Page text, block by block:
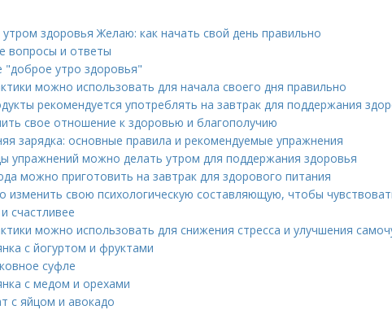
здоровья Желаю: как начать свой день правильно
вопросы и ответы
"доброе утро здоровья"
можно использовать для начала своего дня правильно
рекомендуется употреблять на завтрак для поддержания
свое отношение к здоровью и благополучию
зарядка: основные правила и рекомендуемые упражнения
упражнений можно делать утром для поддержания здоровья
можно приготовить на завтрак для здорового питания
изменить свою психологическую составляющую, чтобы
счастливее
можно использовать для снижения стресса и улучшения
с йогуртом и фруктами
суфле
с медом и орехами
с яйцом и авокадо